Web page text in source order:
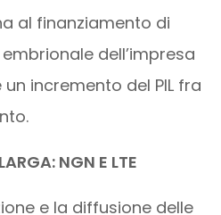
al finanziamento di
dell’impresa
incremento del PIL fra
NGN E LTE
e la diffusione delle